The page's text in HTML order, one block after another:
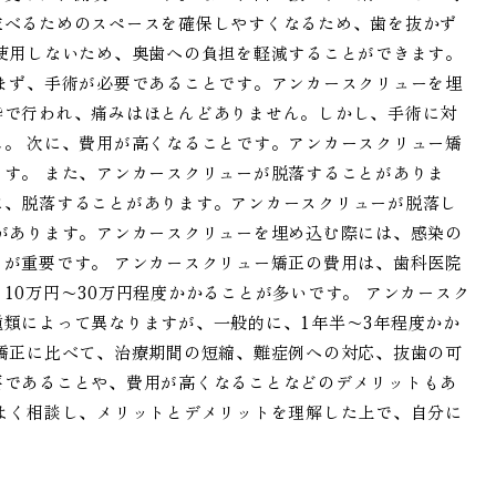
るためのスペースを確保しやすくなるため、歯を抜かず
しないため、奥歯への負担を軽減することができます。
、手術が必要であることです。アンカースクリューを埋
行われ、痛みはほとんどありません。しかし、手術に対
次に、費用が高くなることです。アンカースクリュー矯
。 また、アンカースクリューが脱落することがありま
脱落することがあります。アンカースクリューが脱落し
ります。アンカースクリューを埋め込む際には、感染の
重要です。 アンカースクリュー矯正の費用は、歯科医院
万円〜30万円程度かかることが多いです。 アンカースク
によって異なりますが、一般的に、1年半〜3年程度かか
に比べて、治療期間の短縮、難症例への対応、抜歯の可
あることや、費用が高くなることなどのデメリットもあ
相談し、メリットとデメリットを理解した上で、自分に